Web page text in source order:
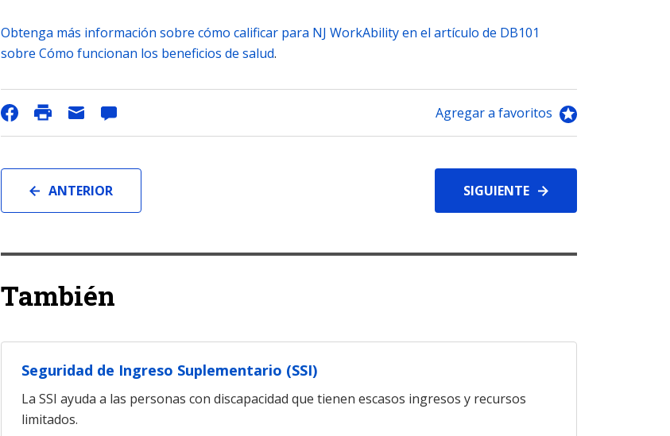
Obtenga más información sobre cómo calificar para NJ WorkAbility en el artículo de DB101
sobre Cómo funcionan los beneficios de salud.
Agregar a favoritos
ANTERIOR SIGUIENTE
También
Seguridad de Ingreso Suplementario (SSI)
La SSI ayuda a las personas con discapacidad que tienen escasos ingresos y recursos
limitados.